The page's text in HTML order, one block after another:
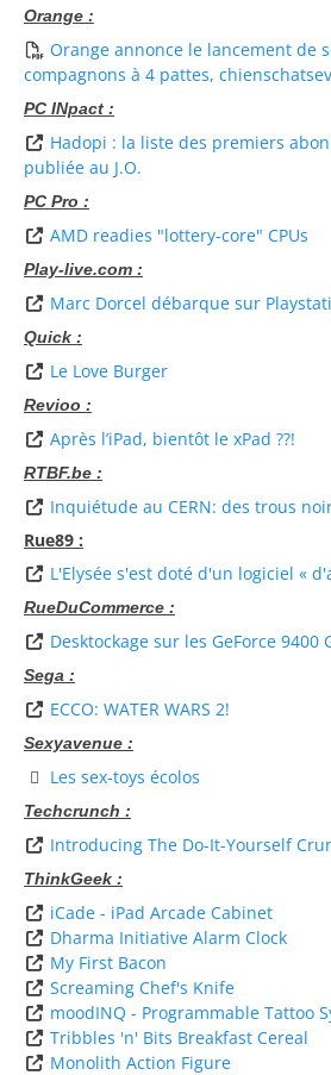
Orange :
Orange annonce le lancement de
compagnons à 4 pattes,
PC INpact :
Hadopi : la liste des premiers
publiée au J.O.
PC Pro :
AMD readies "lottery-core" CPUs
Play-live.com :
Marc Dorcel débarque sur
Quick :
Le Love Burger
Revioo :
Après l’iPad, bientôt le xPad ??!
RTBF.be :
Inquiétude au CERN: des trous
Rue89 :
L'Elysée s'est doté d'un logiciel «
RueDuCommerce :
Desktockage sur les GeForce 9400
Sega :
ECCO: WATER WARS 2!
Sexyavenue :
Les sex-toys écolos
Techcrunch :
Introducing The Do-It-Yourself
ThinkGeek :
iCade - iPad Arcade Cabinet
Dharma Initiative Alarm Clock
My First Bacon
Screaming Chef's Knife
moodINQ - Programmable Tattoo
Tribbles 'n' Bits Breakfast Cereal
Monolith Action Figure